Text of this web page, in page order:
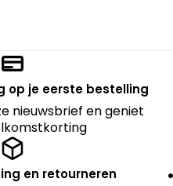
op je eerste bestelling
nieuwsbrief en geniet
en retourneren